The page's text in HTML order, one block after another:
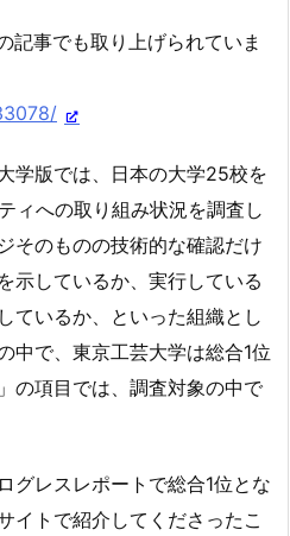
記事でも取り上げられていま
学版では、日本の大学25校を
ィへの取り組み状況を調査し
そのものの技術的な確認だけ
示しているか、実行している
ているか、といった組織とし
中で、東京工芸大学は総合1位
の項目では、調査対象の中で
グレスレポートで総合1位とな
イトで紹介してくださったこ